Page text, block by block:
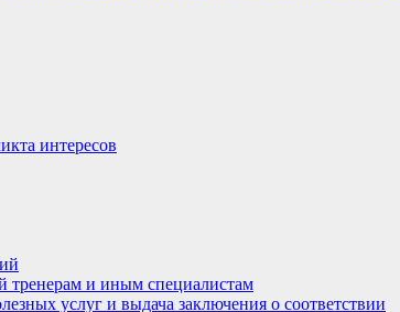
интересов
тренерам и иным специалистам
услуг и выдача заключения о соответствии